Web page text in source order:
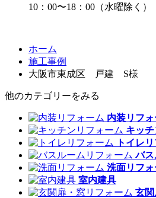
10：00〜18：00（水曜除く）
ホーム
施工事例
大阪市東成区 戸建 S様
他のカテゴリーをみる
内装リフォ
キッ
トイレ
バス
洗面リフォ
室内建具
玄関